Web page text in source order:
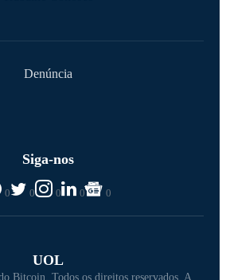
Denúncia
Siga-nos
0 0 0 0 0
UOL
Bitcoin. Todos os direitos reservados. A